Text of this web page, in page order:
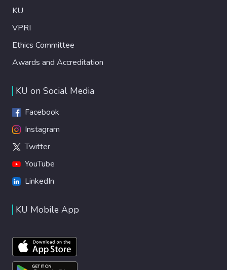
KU
VPRI
Ethics Committee
Awards and Accreditation
KU on Social Media
Facebook
Instagram
Twitter
YouTube
LinkedIn
KU Mobile App